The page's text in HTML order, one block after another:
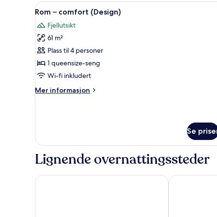
Åpne
alle
bildene
av
Rom
–
comfort
Rom – comfort (Design) |
11
Rom – comfort (Design)
Fjellutsikt
61 m²
Plass til 4 personer
1 queensize-seng
Wi-fi inkludert
Mer informasjon
Mer
(Design)
Se
Lignende overnattingssteder
Citybox Bergen Danmarksplass Scandic